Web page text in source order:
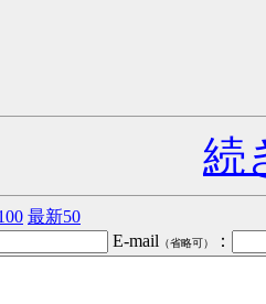
続
最新50
E-mail （省略可） ：